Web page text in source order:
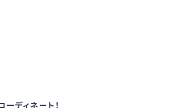
ーディネート！